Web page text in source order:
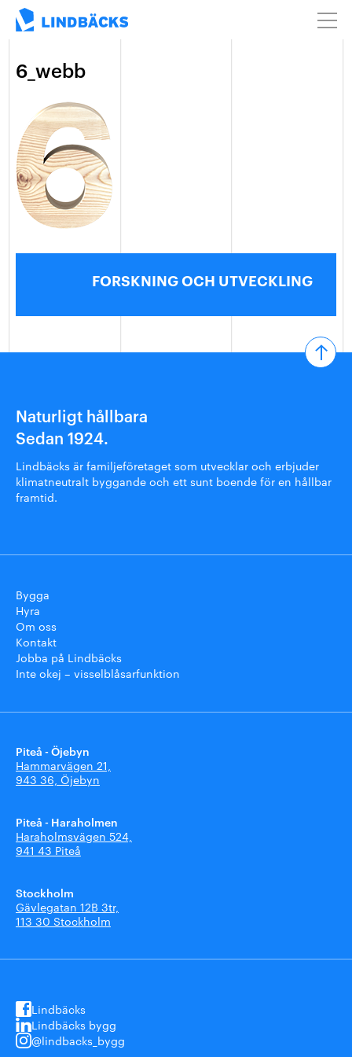
FORSKNING OCH UTVECKLING
6_webb
Naturligt hållbara
Sedan 1924.
Lindbäcks är familjeföretaget som utvecklar och erbjuder
klimatneutralt byggande och ett sunt boende för en hållbar
framtid.
Bygga
Hyra
Om oss
Kontakt
Jobba på Lindbäcks
Inte okej – visselblåsarfunktion
Piteå - Öjebyn
Hammarvägen 21,
943 36, Öjebyn
Piteå - Haraholmen
Haraholmsvägen 524,
941 43 Piteå
Stockholm
Gävlegatan 12B 3tr,
113 30 Stockholm
Lindbäcks
Lindbäcks bygg
@lindbacks_bygg